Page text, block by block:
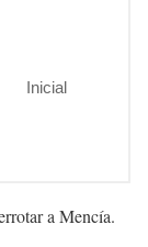
Inicial
a Mencía.